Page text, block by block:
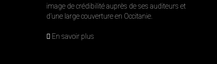
image de crédibilité auprès de ses auditeurs et
d’une large couverture en Occitanie.
En savoir plus